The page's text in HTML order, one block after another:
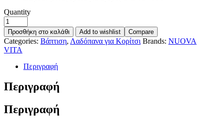
Quantity
Προσθήκη στο καλάθι Add to wishlist Compare
Categories: Βάπτιση, Λαδόπανα για Κορίτσι Brands: NUOVA
VITA
Περιγραφή
Περιγραφή
Περιγραφή